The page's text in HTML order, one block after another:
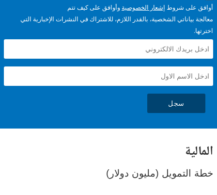
شروطإشعار الخصوصيةوأوافق على كيف تتم
الشخصية، بالقدر اللازم، للاشتراك في النشرات الإخبارية التي
(مليون دولار)